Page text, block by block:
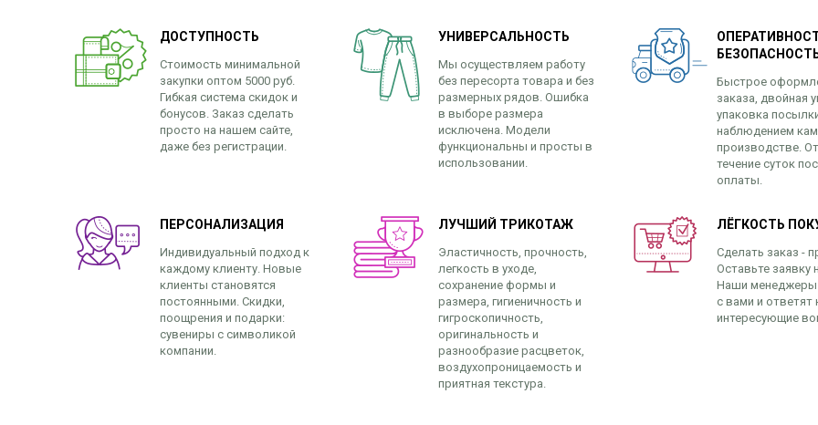
ДОСТУПНОСТЬ
Стоимость минимальной
закупки оптом 5000 руб.
Гибкая система скидок и
бонусов. Заказ сделать
просто на нашем сайте,
даже без регистрации.
УНИВЕРСАЛЬНОСТЬ
Мы осуществляем работу
без пересорта товара и без
размерных рядов. Ошибка
в выборе размера
исключена. Модели
функциональны и просты в
использовании.
Быстрое
заказа, двойная
упаковка
наблюдением
производстве.
течение суток
оплаты.
ПЕРСОНАЛИЗАЦИЯ
Индивидуальный подход к
каждому клиенту. Новые
клиенты становятся
постоянными. Скидки,
поощрения и подарки:
сувениры с символикой
компании.
ЛУЧШИЙ ТРИКОТАЖ
Эластичность, прочность,
легкость в уходе,
сохранение формы и
размера, гигиеничность и
гигроскопичность,
оригинальность и
разнообразие расцветок,
воздухопроницаемость и
приятная текстура.
ЛЁГКОСТЬ
Сделать заказ -
Оставьте заявку
Наши менеджеры
с вами и ответят
интересующие